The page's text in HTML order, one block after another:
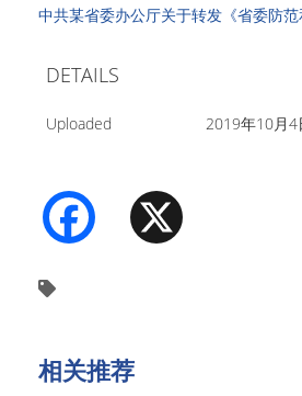
中共某省委办公厅关于转发《省委防
DETAILS
Uploaded 2019年10月4
Facebook
相关推荐